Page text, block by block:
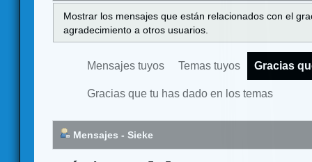
Mostrar los mensajes que están relacionados con el
agradecimiento a otros usuarios.
Mensajes tuyos Temas tuyos Gracias
Gracias que tu has dado en los temas
Mensajes - Sieke